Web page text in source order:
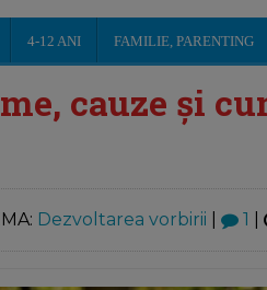
4-12 ANI FAMILIE, PARENTING
cauze și
Dezvoltarea vorbirii 1